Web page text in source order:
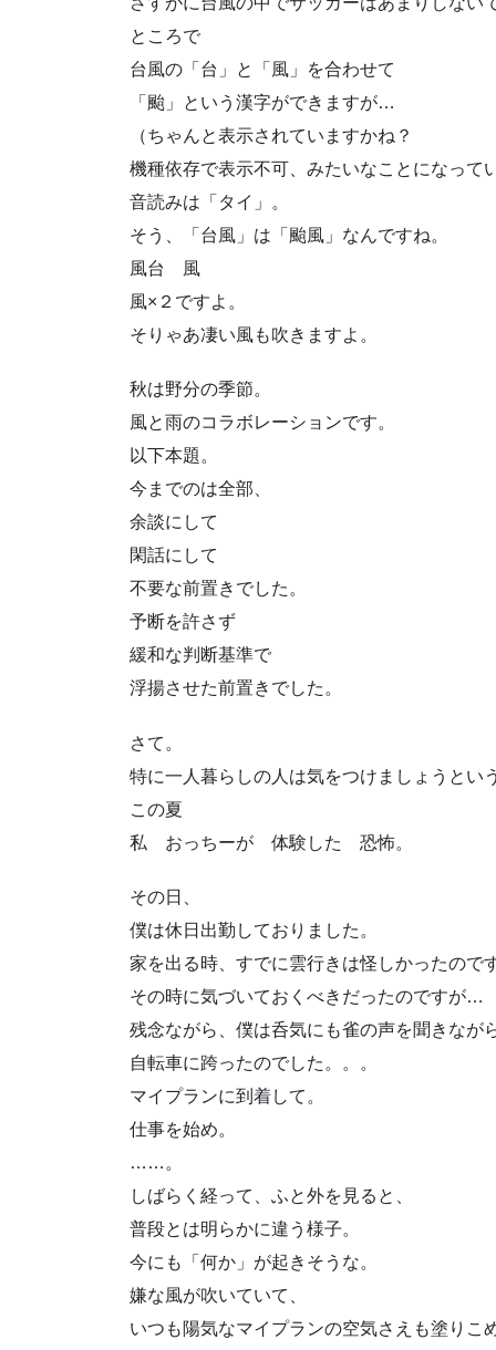
ところで
台風の「台」と「風」を合わせて
「颱」という漢字ができますが…
（ちゃんと表示されていますかね？
機種依存で表示不可、みたいなことになって
音読みは「タイ」。
そう、「台風」は「颱風」なんですね。
風台 風
風×２ですよ。
そりゃあ凄い風も吹きますよ。
秋は野分の季節。
風と雨のコラボレーションです。
以下本題。
今までのは全部、
余談にして
閑話にして
不要な前置きでした。
予断を許さず
緩和な判断基準で
浮揚させた前置きでした。
さて。
特に一人暮らしの人は気をつけましょうとい
この夏
私 おっちーが 体験した 恐怖。
その日、
僕は休日出勤しておりました。
家を出る時、すでに雲行きは怪しかったのです
その時に気づいておくべきだったのですが…
残念ながら、僕は呑気にも雀の声を聞きなが
自転車に跨ったのでした。。。
マイプランに到着して。
仕事を始め。
……。
しばらく経って、ふと外を見ると、
普段とは明らかに違う様子。
今にも「何か」が起きそうな。
嫌な風が吹いていて、
いつも陽気なマイプランの空気さえも塗りこ